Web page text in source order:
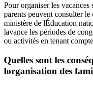
Pour organiser les
parents peuvent consulter
ministère de lÉducation
lavance les périodes de
ou activités en tenant
Quelles sont les
lorganisation des